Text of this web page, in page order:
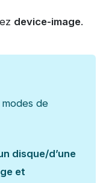
device-image.
de
disque/d’une
et